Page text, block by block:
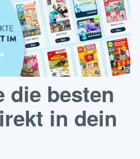
die besten
in dein